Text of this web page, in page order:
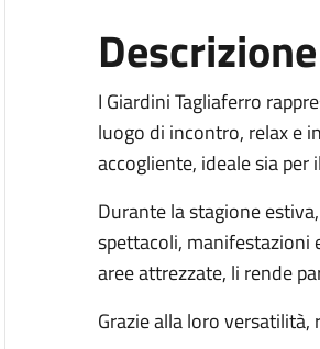
Descrizione
I Giardini Tagliaferro
luogo di incontro, relax e
accogliente, ideale sia
Durante la stagione
spettacoli, manifestazioni
aree attrezzate, li rende
Grazie alla loro